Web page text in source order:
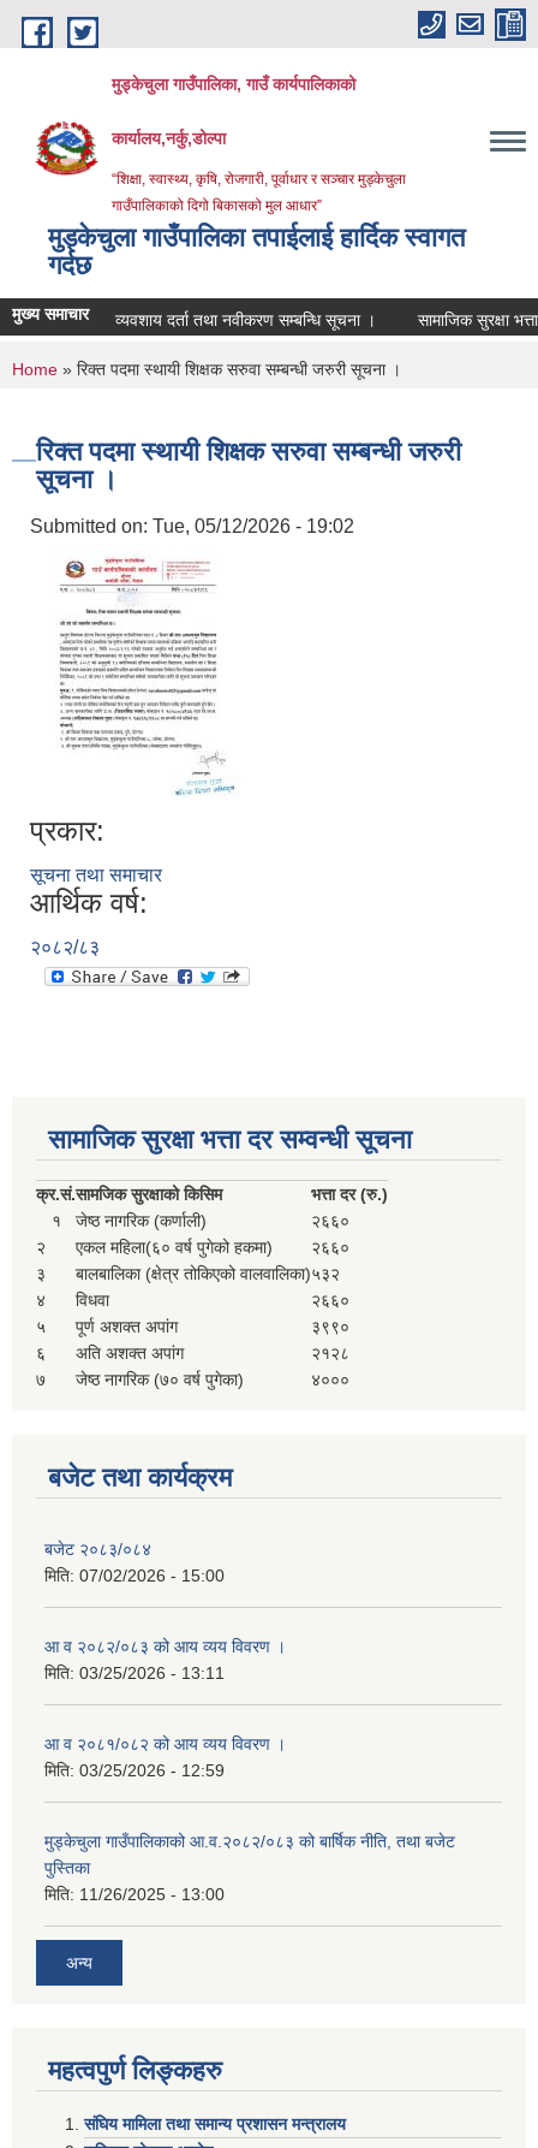
Skip to main content
मुड्केचुला गाउँपालिका, गाउँ कार्यपालिकाको
कार्यालय,नर्कु,डोल्पा
“शिक्षा, स्वास्थ्य, कृषि, रोजगारी, पूर्वाधार र सञ्चार मुड्केचुला
गाउँपालिकाको दिगो बिकासको मुल आधार”
मुड्केचुला गाउँपालिका तपाईलाई हार्दिक स्वागत
गर्दछ
मुख्य समाचारव्यवशाय दर्ता तथा नवीकरण सम्बन्धि सूचना । सामाजिक सुरक्षा भत्ता
You are here
Home » रिक्त पदमा स्थायी शिक्षक सरुवा सम्बन्धी जरुरी सूचना ।
रिक्त पदमा स्थायी शिक्षक सरुवा सम्बन्धी जरुरी
सूचना ।
Submitted on: Tue, 05/12/2026 - 19:02
प्रकार:
सूचना तथा समाचार
आर्थिक वर्ष:
२०८२/८३
सामाजिक सुरक्षा भत्ता दर सम्वन्धी सूचना
क्र.सं.सामजिक सुरक्षाको किसिम
भत्ता दर (रु.)
१
जेष्ठ नागरिक (कर्णाली)
२६६०
२
एकल महिला(६० वर्ष पुगेको हकमा)
२६६०
३
बालबालिका (क्षेत्र तोकिएको वालवालिका)५३२
४
विधवा
२६६०
५
पूर्ण अशक्त अपांग
३९९०
६
अति अशक्त अपांग
२१२८
७
जेष्ठ नागरिक (७० वर्ष पुगेका) ४०००
बजेट तथा कार्यक्रम
बजेट २०८३/०८४
मिति: 07/02/2026 - 15:00
आ व २०८२/०८३ को आय व्यय विवरण ।
मिति: 03/25/2026 - 13:11
आ व २०८१/०८२ को आय व्यय विवरण ।
मिति: 03/25/2026 - 12:59
मुड्केचुला गाउँपालिकाको आ.व.२०८२/०८३ को बार्षिक नीति, तथा बजेट
पुस्तिका
मिति: 11/26/2025 - 13:00
अन्य
महत्वपुर्ण लिङ्कहरु
संघिय मामिला तथा समान्य प्रशासन मन्त्रालय